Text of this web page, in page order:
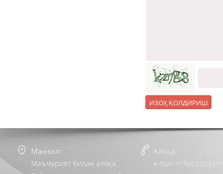
Манзил:
Маъмурият билан алоқа
Алоқа:
e-